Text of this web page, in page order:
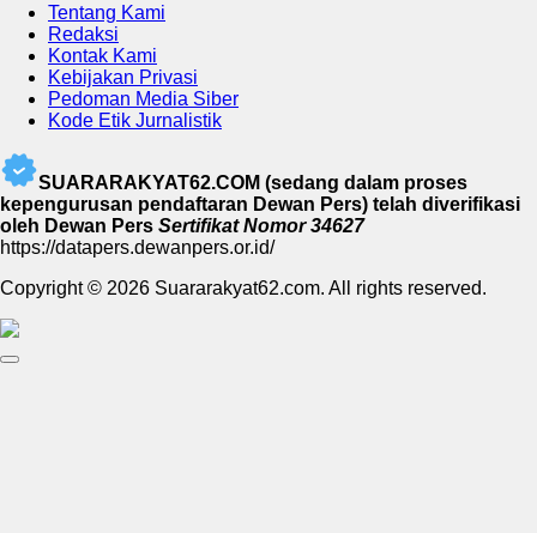
Tentang Kami
Redaksi
Kontak Kami
Kebijakan Privasi
Pedoman Media Siber
Kode Etik Jurnalistik
SUARARAKYAT62.COM (sedang dalam proses
kepengurusan pendaftaran Dewan Pers) telah diverifikasi
oleh Dewan Pers Sertifikat Nomor 34627
https://datapers.dewanpers.or.id/
Copyright © 2026 Suararakyat62.com. All rights reserved.